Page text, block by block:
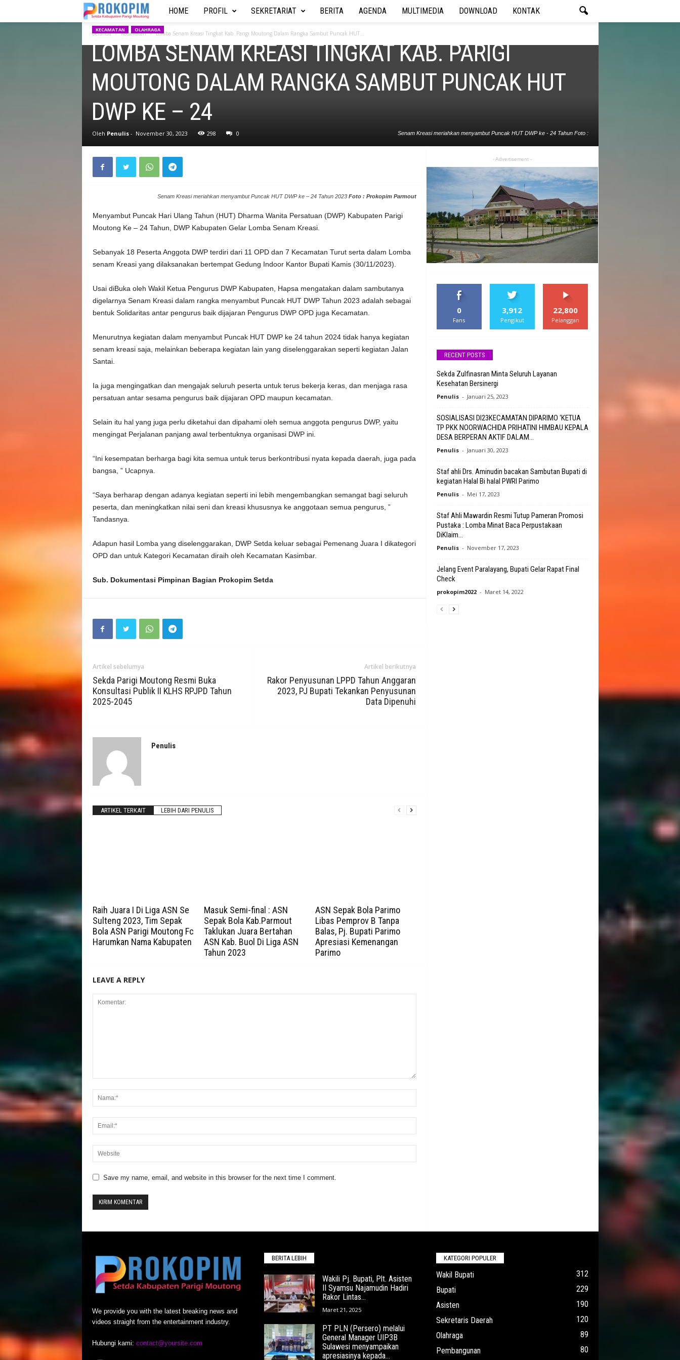
R
K
P
d
K
p
t
e
r
u
n
HOME PROFIL SEKRETARIAT BERITA AGENDA MULTIMEDIA DOWNLOAD KONTAK
Beranda Kecamatan Lomba Senam Kreasi Tingkat Kab. Parigi Moutong Dalam Rangka Sambut Puncak HUT...
Senam Kreasi meriahkan menyambut Puncak HUT DWP ke - 24 Tahun Foto :
KECAMATAN OLAHRAGA
LOMBA SENAM KREASI TINGKAT KAB. PARIGI
MOUTONG DALAM RANGKA SAMBUT PUNCAK HUT
DWP KE – 24
Oleh Penulis- November 30, 2023 298 0
Senam Kreasi meriahkan menyambut Puncak HUT DWP ke – 24 Tahun 2023 Foto : Prokopim Parmout
Menyambut Puncak Hari Ulang Tahun (HUT) Dharma Wanita Persatuan (DWP) Kabupaten Parigi
Moutong Ke – 24 Tahun, DWP Kabupaten Gelar Lomba Senam Kreasi.
Sebanyak 18 Peserta Anggota DWP terdiri dari 11 OPD dan 7 Kecamatan Turut serta dalam Lomba
senam Kreasi yang dilaksanakan bertempat Gedung Indoor Kantor Bupati Kamis (30/11/2023).
Usai diBuka oleh Wakil Ketua Pengurus DWP Kabupaten, Hapsa mengatakan dalam sambutanya
digelarnya Senam Kreasi dalam rangka menyambut Puncak HUT DWP Tahun 2023 adalah sebagai
bentuk Solidaritas antar pengurus baik dijajaran Pengurus DWP OPD juga Kecamatan.
Menurutnya kegiatan dalam menyambut Puncak HUT DWP ke 24 tahun 2024 tidak hanya kegiatan
senam kreasi saja, melainkan beberapa kegiatan lain yang diselenggarakan seperti kegiatan Jalan
Santai.
Ia juga mengingatkan dan mengajak seluruh peserta untuk terus bekerja keras, dan menjaga rasa
persatuan antar sesama pengurus baik dijajaran OPD maupun kecamatan.
Selain itu hal yang juga perlu diketahui dan dipahami oleh semua anggota pengurus DWP, yaitu
mengingat Perjalanan panjang awal terbentuknya organisasi DWP ini.
“Ini kesempatan berharga bagi kita semua untuk terus berkontribusi nyata kepada daerah, juga pada
bangsa, ” Ucapnya.
“Saya berharap dengan adanya kegiatan seperti ini lebih mengembangkan semangat bagi seluruh
peserta, dan meningkatkan nilai seni dan kreasi khususnya ke anggotaan semua pengurus, ”
Tandasnya.
Adapun hasil Lomba yang diselenggarakan, DWP Setda keluar sebagai Pemenang Juara I dikategori
OPD dan untuk Kategori Kecamatan diraih oleh Kecamatan Kasimbar.
Sub. Dokumentasi Pimpinan Bagian Prokopim Setda
Artikel sebelumya
Sekda Parigi Moutong Resmi Buka
Konsultasi Publik II KLHS RPJPD Tahun
2025-2045
Artikel berikutnya
Rakor Penyusunan LPPD Tahun Anggaran
2023, PJ Bupati Tekankan Penyusunan
Data Dipenuhi
Penulis
ARTIKEL TERKAIT LEBIH DARI PENULIS
Raih Juara I Di Liga ASN Se
Sulteng 2023, Tim Sepak
Bola ASN Parigi Moutong Fc
Harumkan Nama Kabupaten
Masuk Semi-final : ASN
Sepak Bola Kab.Parmout
Taklukan Juara Bertahan
ASN Kab. Buol Di Liga ASN
Tahun 2023
ASN Sepak Bola Parimo
Libas Pemprov B Tanpa
Balas, Pj. Bupati Parimo
Apresiasi Kemenangan
Parimo
LEAVE A REPLY
Save my name, email, and website in this browser for the next time I comment.
- Advertisement -
0
Fans
3,912
Pengikut
22,800
Pelanggan
RECENT POSTS
Sekda Zulfinasran Minta Seluruh Layanan
Kesehatan Bersinergi
Penulis - Januari 25, 2023
SOSIALISASI DI23KECAMATAN DIPARIMO ‘KETUA
TP PKK NOORWACHIDA PRIHATINI HIMBAU KEPALA
DESA BERPERAN AKTIF DALAM...
Penulis - Januari 30, 2023
Staf ahli Drs. Aminudin bacakan Sambutan Bupati di
kegiatan Halal Bi halal PWRI Parimo
Penulis - Mei 17, 2023
Staf Ahli Mawardin Resmi Tutup Pameran Promosi
Pustaka : Lomba Minat Baca Perpustakaan
DiKlaim...
Penulis - November 17, 2023
Jelang Event Paralayang, Bupati Gelar Rapat Final
Check
prokopim2022 - Maret 14, 2022
We provide you with the latest breaking news and
videos straight from the entertainment industry.
Hubungi kami: contact@yoursite.com
BERITA LEBIH
Wakili Pj. Bupati, Plt. Asisten
II Syamsu Najamudin Hadiri
Rakor Lintas...
Maret 21, 2025
PT PLN (Persero) melalui
General Manager UIP3B
Sulawesi menyampaikan
apresiasinya kepada...
KATEGORI POPULER
Wakil Bupati
312
Bupati
229
Asisten
190
Sekretaris Daerah
120
Olahraga
89
Pembangunan
80